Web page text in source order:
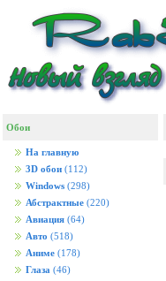
Обои
На главную
3D обои (112)
Windows (298)
Абстрактные (220)
Авиация (64)
Авто (518)
Аниме (178)
Глаза (46)